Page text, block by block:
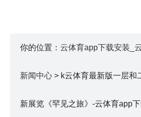
你的位置： 云体育app下载安装_
新闻中心 > k云体育最新版一层和
新展览《罕见之旅》-云体育app